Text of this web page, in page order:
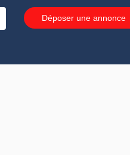
Déposer une annonce